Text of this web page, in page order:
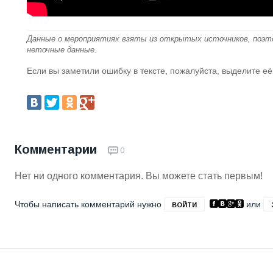
Данные о мероприятиях взяты из открытых источников,
неточные данные.
Если вы заметили ошибку в тексте, пожалуйста, выделите
Комментарии 0
Нет ни одного комментария. Вы можете стать первым!
Чтобы написать комментарий нужно ВОЙТИ или